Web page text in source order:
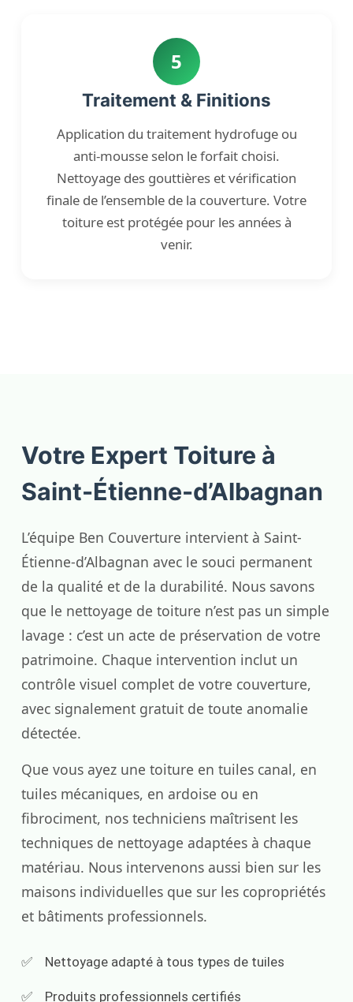
5
Traitement & Finitions
Application du traitement hydrofuge ou
anti-mousse selon le forfait choisi.
Nettoyage des gouttières et vérification
finale de l’ensemble de la couverture. Votre
toiture est protégée pour les années à
venir.
Votre Expert Toiture à
Saint-Étienne-d’Albagnan
L’équipe Ben Couverture intervient à Saint-
Étienne-d’Albagnan avec le souci permanent
de la qualité et de la durabilité. Nous savons
que le nettoyage de toiture n’est pas un simple
lavage : c’est un acte de préservation de votre
patrimoine. Chaque intervention inclut un
contrôle visuel complet de votre couverture,
avec signalement gratuit de toute anomalie
détectée.
Que vous ayez une toiture en tuiles canal, en
tuiles mécaniques, en ardoise ou en
fibrociment, nos techniciens maîtrisent les
techniques de nettoyage adaptées à chaque
matériau. Nous intervenons aussi bien sur les
maisons individuelles que sur les copropriétés
et bâtiments professionnels.
Nettoyage adapté à tous types de tuiles
Produits professionnels certifiés